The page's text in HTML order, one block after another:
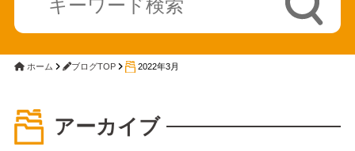
ホーム ブログTOP 2022年3月
アーカイブ